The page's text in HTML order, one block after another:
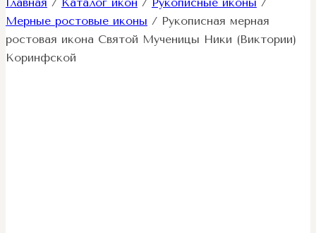
Мерные ростовые иконы / Рукописная мерная
ростовая икона Святой Мученицы Ники (Виктории)
Коринфской